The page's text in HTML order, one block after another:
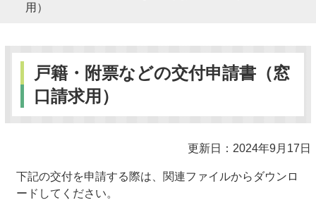
用）
戸籍・附票などの交付申請書（窓
口請求用）
更新日：2024年9月17日
下記の交付を申請する際は、関連ファイルからダウンロ
ードしてください。